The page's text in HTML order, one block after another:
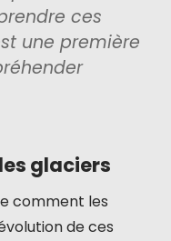
ces
une première
glaciers
comment les
de ces